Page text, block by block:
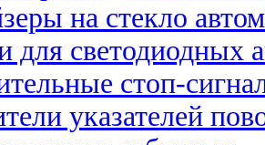
на стекло
для светодиодных
стоп-
указателей